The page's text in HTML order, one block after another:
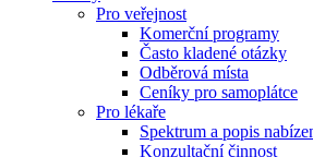
Pro veřejnost
Komerční programy
Často kladené otázky
Odběrová místa
Ceníky pro samoplátce
Pro lékaře
Spektrum a popis
Konzultační činnost